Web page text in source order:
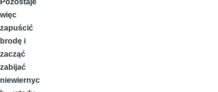
Pozostaje
więc
zapuścić
brodę i
zacząć
zabijać
niewiernyc